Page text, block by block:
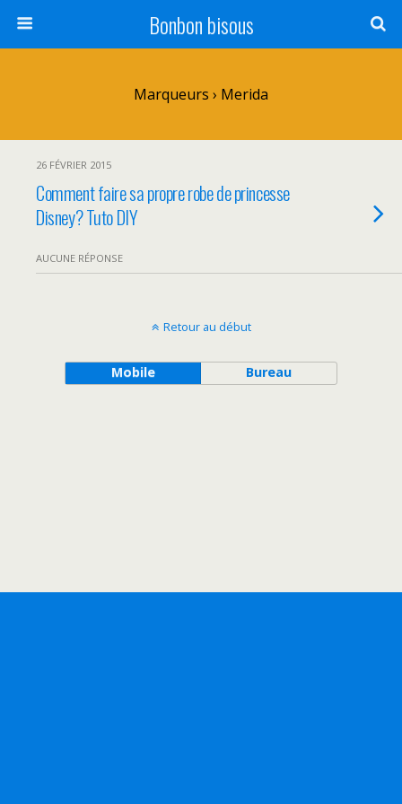
Bonbon bisous
Marqueurs › Merida
26 FÉVRIER 2015
Comment faire sa propre robe de princesse
Disney? Tuto DIY
AUCUNE RÉPONSE
Retour au début
Mobile Bureau